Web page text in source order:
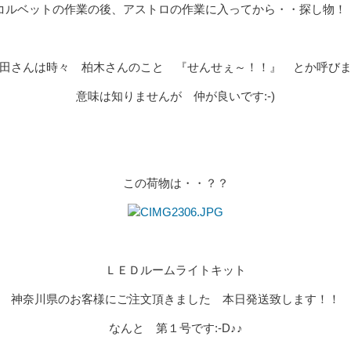
ルベットの作業の後、アストロの作業に入ってから・・探し物！
さんは時々 柏木さんのこと 『せんせぇ～！！』 とか呼び
意味は知りませんが 仲が良いです:-)
この荷物は・・？？
ＬＥＤルームライトキット
神奈川県のお客様にご注文頂きました 本日発送致します！！
なんと 第１号です:-D♪♪